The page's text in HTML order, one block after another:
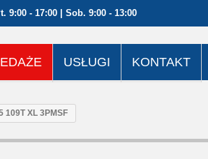
9:00 - 17:00 | Sob. 9:00 - 13:00
USŁUGI KONTAKT
109T XL 3PMSF